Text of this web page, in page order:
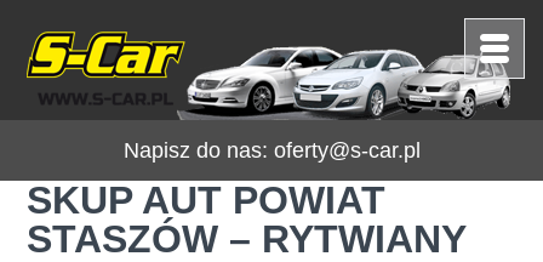
Napisz do nas: oferty@s-car.pl
SKUP AUT POWIAT
STASZÓW – RYTWIANY